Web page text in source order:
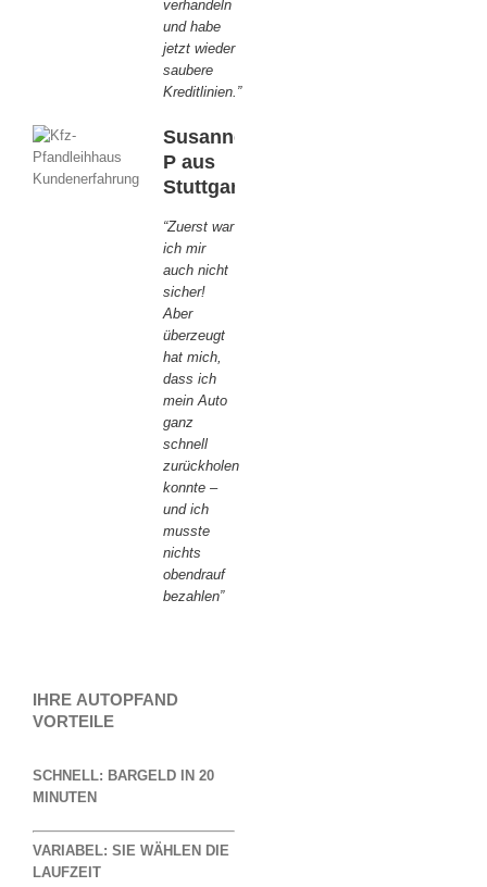
verhandeln
und habe
jetzt wieder
saubere
Kreditlinien.”
Susanne.
P aus
Stuttgart
“Zuerst war
ich mir
auch nicht
sicher!
Aber
überzeugt
hat mich,
dass ich
mein Auto
ganz
schnell
zurückholen
konnte –
und ich
musste
nichts
obendrauf
bezahlen”
IHRE AUTOPFAND
VORTEILE
SCHNELL: BARGELD IN 20
MINUTEN
VARIABEL: SIE WÄHLEN DIE
LAUFZEIT